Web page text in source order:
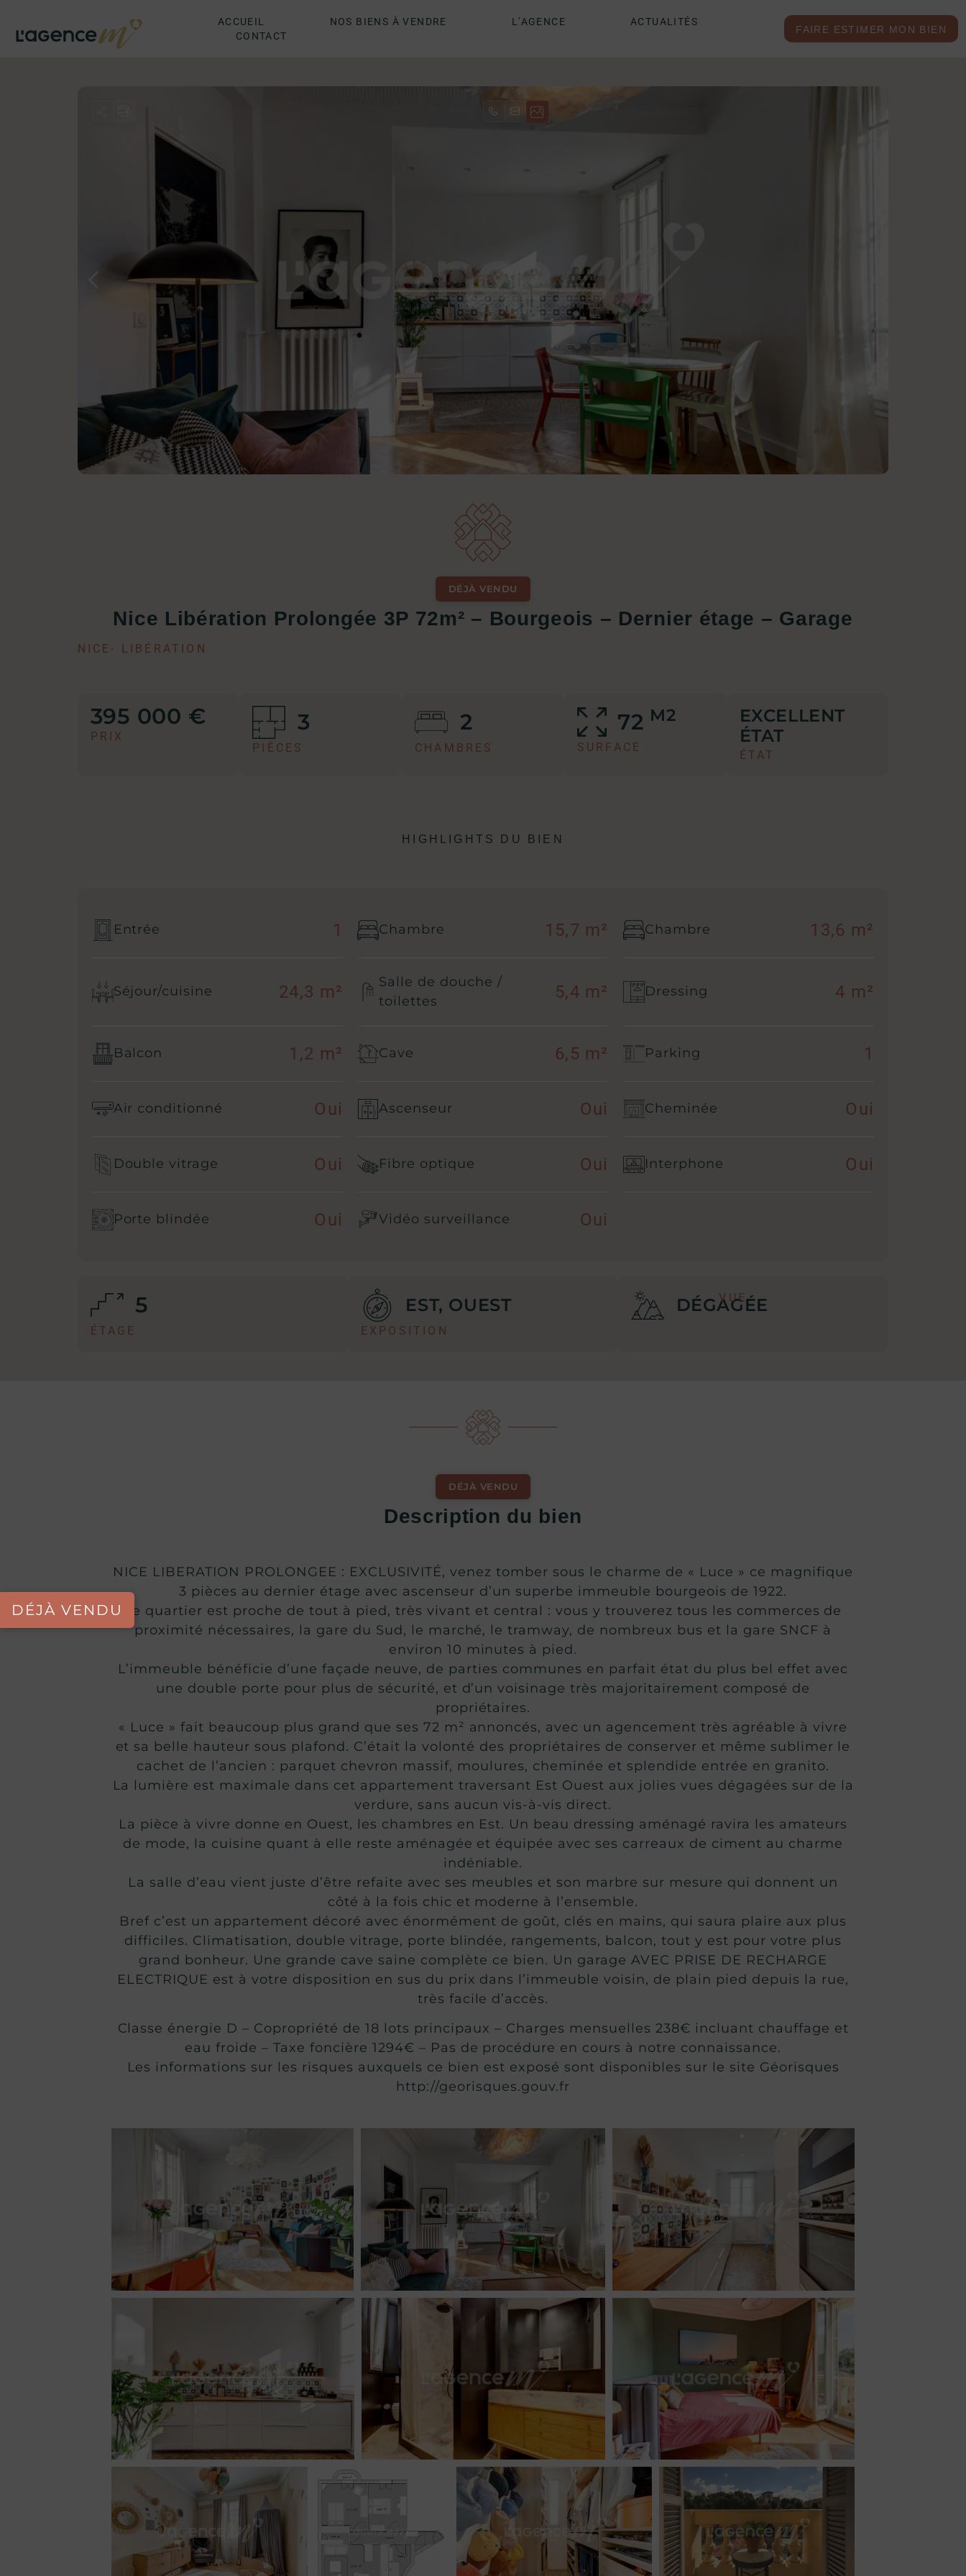
ACCUEIL NOS BIENS À VENDRE L’AGENCE
ACTUALITÉS
CONTACT
FAIRE ESTIMER MON BIEN
DÉJÀ VENDU
DÉJÀ VENDU
Nice Libération Prolongée 3P 72m² – Bourgeois – Dernier étage – Garage
NICE- LIBÉRATION
395 000 €
PRIX
3
PIÈCES
2
CHAMBRES
72 M2
SURFACE
EXCELLENT
ÉTAT
ÉTAT
HIGHLIGHTS DU BIEN
Entrée 1 Chambre 15,7 m² Chambre 13,6 m²
Séjour/cuisine 24,3 m²
Salle de douche /
toilettes
5,4 m² Dressing 4 m²
Balcon 1,2 m² Cave 6,5 m² Parking 1
Air conditionné Oui Ascenseur Oui Cheminée Oui
Double vitrage Oui Fibre optique Oui Interphone Oui
Porte blindée Oui Vidéo surveillance Oui
5
ÉTAGE
EST, OUEST
EXPOSITION
DÉGAGÉE
VUE
DÉJÀ VENDU
Description du bien
NICE LIBERATION PROLONGEE : EXCLUSIVITÉ, venez tomber sous le charme de « Luce » ce magnifique
3 pièces au dernier étage avec ascenseur d’un superbe immeuble bourgeois de 1922.
Le quartier est proche de tout à pied, très vivant et central : vous y trouverez tous les commerces de
proximité nécessaires, la gare du Sud, le marché, le tramway, de nombreux bus et la gare SNCF à
environ 10 minutes à pied.
L’immeuble bénéficie d’une façade neuve, de parties communes en parfait état du plus bel effet avec
une double porte pour plus de sécurité, et d’un voisinage très majoritairement composé de
propriétaires.
« Luce » fait beaucoup plus grand que ses 72 m² annoncés, avec un agencement très agréable à vivre
et sa belle hauteur sous plafond. C’était la volonté des propriétaires de conserver et même sublimer le
cachet de l’ancien : parquet chevron massif, moulures, cheminée et splendide entrée en granito.
La lumière est maximale dans cet appartement traversant Est Ouest aux jolies vues dégagées sur de la
verdure, sans aucun vis-à-vis direct.
La pièce à vivre donne en Ouest, les chambres en Est. Un beau dressing aménagé ravira les amateurs
de mode, la cuisine quant à elle reste aménagée et équipée avec ses carreaux de ciment au charme
indéniable.
La salle d’eau vient juste d’être refaite avec ses meubles et son marbre sur mesure qui donnent un
côté à la fois chic et moderne à l’ensemble.
Bref c’est un appartement décoré avec énormément de goût, clés en mains, qui saura plaire aux plus
difficiles. Climatisation, double vitrage, porte blindée, rangements, balcon, tout y est pour votre plus
grand bonheur. Une grande cave saine complète ce bien. Un garage AVEC PRISE DE RECHARGE
ELECTRIQUE est à votre disposition en sus du prix dans l’immeuble voisin, de plain pied depuis la rue,
très facile d’accès.
Classe énergie D – Copropriété de 18 lots principaux – Charges mensuelles 238€ incluant chauffage et
eau froide – Taxe foncière 1294€ – Pas de procédure en cours à notre connaissance.
Les informations sur les risques auxquels ce bien est exposé sont disponibles sur le site Géorisques
http://georisques.gouv.fr